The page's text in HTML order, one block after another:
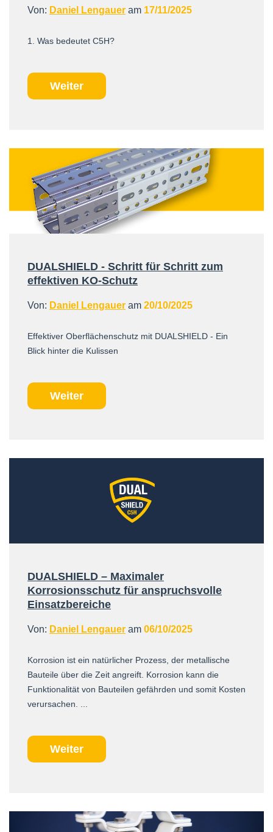
Von: Daniel Lengauer am 17/11/2025
1. Was bedeutet C5H?
Weiter
DUALSHIELD - Schritt für Schritt zum
effektiven KO-Schutz
Von: Daniel Lengauer am 20/10/2025
Effektiver Oberflächenschutz mit DUALSHIELD - Ein
Blick hinter die Kulissen
Weiter
DUALSHIELD – Maximaler
Korrosionsschutz für anspruchsvolle
Einsatzbereiche
Von: Daniel Lengauer am 06/10/2025
Korrosion ist ein natürlicher Prozess, der metallische
Bauteile über die Zeit angreift. Korrosion kann die
Funktionalität von Bauteilen gefährden und somit Kosten
verursachen. ...
Weiter